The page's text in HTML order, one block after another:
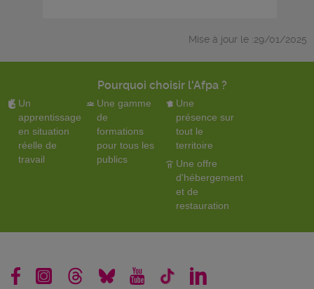
Mise à jour le :29/01/2025
Pourquoi choisir l'Afpa ?
Un
apprentissage
en situation
réelle de
travail
Une gamme
de
formations
pour tous les
publics
Une
présence sur
tout le
territoire
Une offre
d'hébergement
et de
restauration